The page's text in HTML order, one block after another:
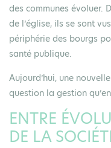
des communes évoluer.
de l’église, ils se sont
périphérie des bourgs
santé publique.
Aujourd’hui, une
question la gestion
ENTRE
DE LA